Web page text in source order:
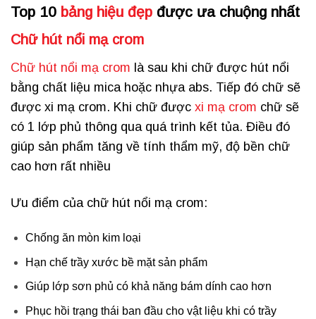
Top 10 bảng hiệu đẹp được ưa chuộng nhất
Chữ hút nổi mạ crom
Chữ hút nổi mạ crom là sau khi chữ được hút nổi
bằng chất liệu mica hoặc nhựa abs. Tiếp đó chữ sẽ
được xi mạ crom. Khi chữ được xi mạ crom chữ sẽ
có 1 lớp phủ thông qua quá trình kết tủa. Điều đó
giúp sản phẩm tăng về tính thẩm mỹ, độ bền chữ
cao hơn rất nhiều
Ưu điểm của chữ hút nổi mạ crom:
Chống ăn mòn kim loại
Hạn chế trầy xước bề mặt sản phẩm
Giúp lớp sơn phủ có khả năng bám dính cao hơn
Phục hồi trạng thái ban đầu cho vật liệu khi có trầy